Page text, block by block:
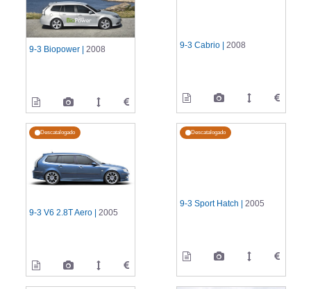
9-3 Biopower | 2008 9-3 Cabrio | 2008
Descatalogado
9-3 V6 2.8T Aero | 2005
Descatalogado
9-3 Sport Hatch | 2005